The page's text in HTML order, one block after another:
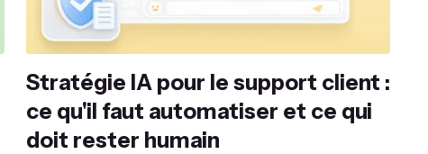
Stratégie IA pour le support client :
ce qu'il faut automatiser et ce qui
doit rester humain